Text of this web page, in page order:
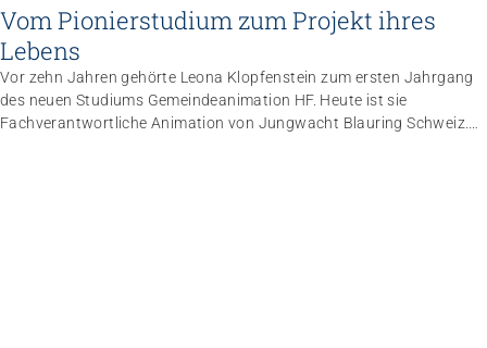
Vom Pionierstudium zum Projekt ihres
Lebens
Vor zehn Jahren gehörte Leona Klopfenstein zum ersten Jahrgang
des neuen Studiums Gemeindeanimation HF. Heute ist sie
Fachverantwortliche Animation von Jungwacht Blauring Schweiz.